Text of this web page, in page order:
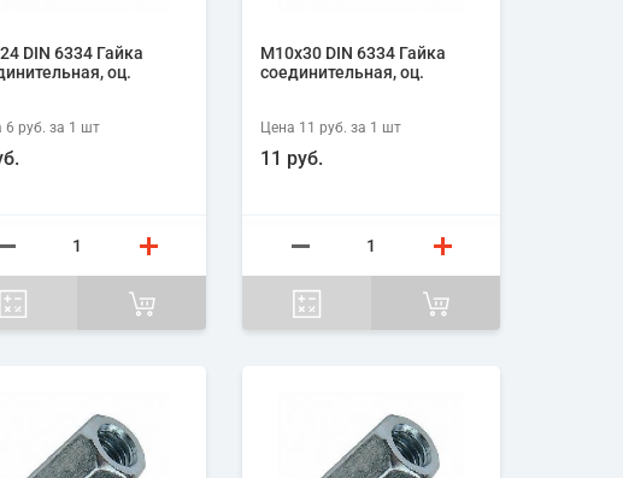
DIN 6334 Гайка
оц.
6 руб. за 1 шт
М10х30 DIN 6334 Гайка
соединительная, оц.
Цена 11 руб. за 1 шт
11 руб.